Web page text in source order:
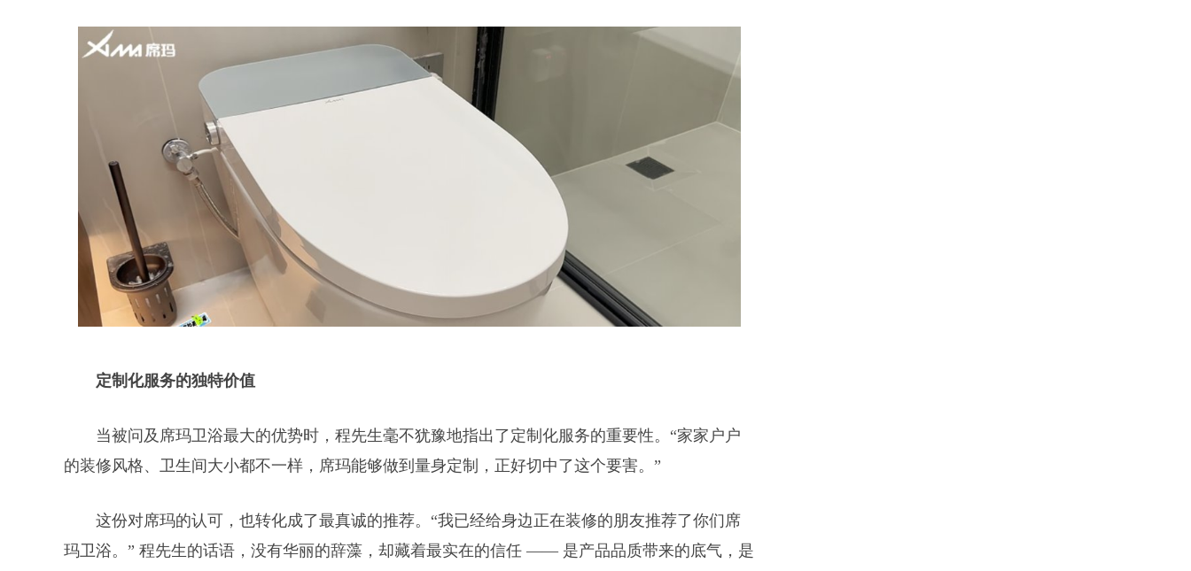
定制化服务的独特价值
当被问及席玛卫浴最大的优势时，程先生毫不犹豫地指出了定制化服务的重要性。“家家户户
的装修风格、卫生间大小都不一样，席玛能够做到量身定制，正好切中了这个要害。”
这份对席玛的认可，也转化成了最真诚的推荐。“我已经给身边正在装修的朋友推荐了你们席
玛卫浴。” 程先生的话语，没有华丽的辞藻，却藏着最实在的信任 —— 是产品品质带来的底气，是